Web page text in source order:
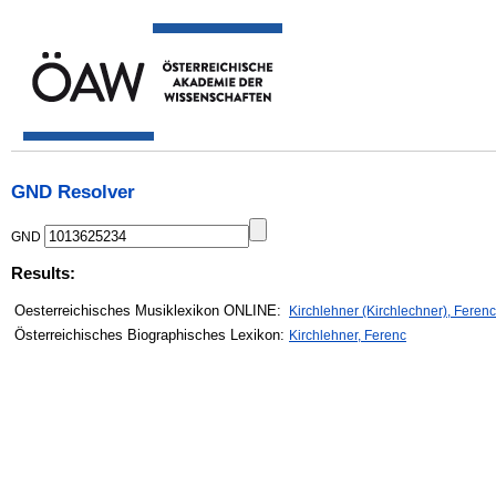
GND Resolver
GND
Results:
Oesterreichisches Musiklexikon ONLINE: Kirchlehner (Kirchlechner),
Österreichisches Biographisches Lexikon: Kirchlehner, Ferenc